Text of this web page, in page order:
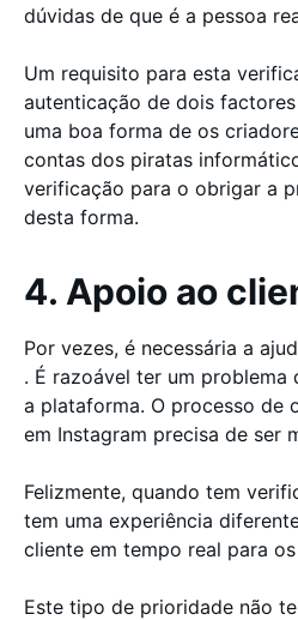
dúvidas de que é a pessoa
Um requisito para esta
autenticação de dois
uma boa forma de os
contas dos piratas
verificação para o obrigar a
desta forma.
4. Apoio ao
Por vezes, é necessária a
. É razoável ter um problema
a plataforma. O processo de
em Instagram precisa de ser
Felizmente, quando tem
tem uma experiência
cliente em tempo real para
Este tipo de prioridade não